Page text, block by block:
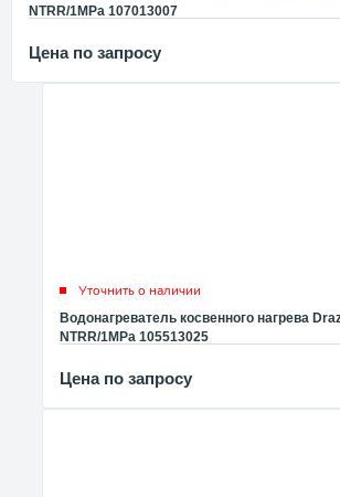
NTRR/1MPa 107013007
Цена по запросу
Уточнить о наличии
Водонагреватель косвенного нагрева
NTRR/1MPa 105513025
Цена по запросу